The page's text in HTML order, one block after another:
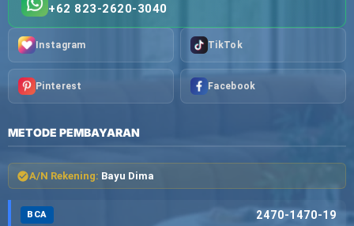
+62 823-2620-3040
Instagram TikTok
Pinterest Facebook
METODE PEMBAYARAN
A/N Rekening: Bayu Dima
BCA 2470-1470-19